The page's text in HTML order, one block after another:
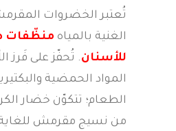
تُعتبر الخضروات
الغنية بالمياه منظّفات
للأسنان. تُحفّز على فَرز
المواد الحمضية
الطعام؛ تتكوّن خضار
من نسيج مقرمش